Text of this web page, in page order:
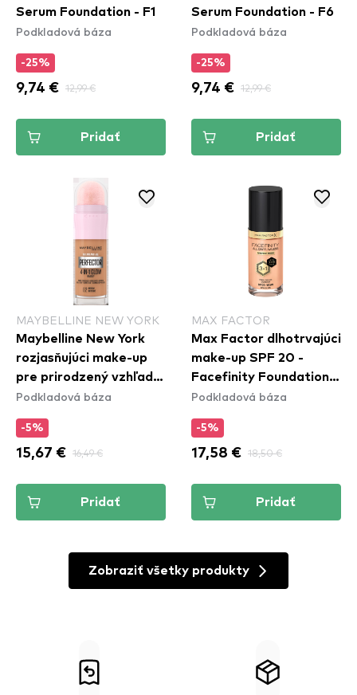
Serum Foundation - F1
Podkladová báza
-25%
9,74 € 12,99 €
Pridať
Serum Foundation - F6
Podkladová báza
-25%
9,74 € 12,99 €
Pridať
MAYBELLINE NEW YORK
Maybelline New York
rozjasňujúci make-up
pre prirodzený vzhľad -
Instant Perfector 4in1
Podkladová báza
-5%
15,67 € 16,49 €
Pridať
MAX FACTOR
Max Factor dlhotrvajúci
make-up SPF 20 -
Facefinity Foundation -
N75 Golden
Podkladová báza
-5%
17,58 € 18,50 €
Pridať
Zobraziť všetky produkty